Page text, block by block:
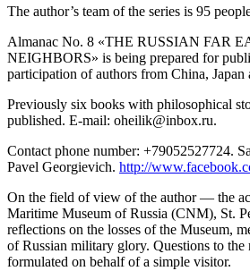
The author’s team of the series is 95
Almanac No. 8 «THE RUSSIAN FAR
NEIGHBORS» is being prepared for
participation of authors from China, Japan
Previously six books with philosophical
published. E-mail: oheilik@inbox.ru.
Contact phone number: +79052527724.
Pavel Georgievich. http://
On the field of view of the author — the
Maritime Museum of Russia (CNM), St.
reflections on the losses of the Museum,
of Russian military glory. Questions to the
formulated on behalf of a simple visitor.